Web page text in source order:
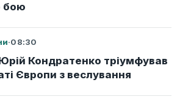
бою
·08:30
Кондратенко тріумфував
Європи з веслування